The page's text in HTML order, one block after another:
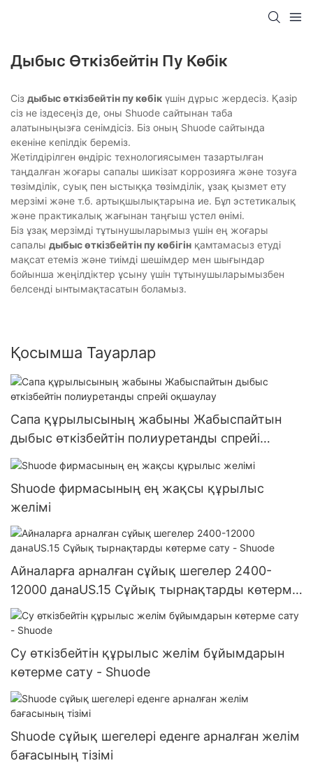
Дыбыс Өткізбейтін Пу Көбік
Сіз дыбыс өткізбейтін пу көбік үшін дұрыс жердесіз. Қазір
сіз не іздесеңіз де, оны Shuode сайтынан таба
алатыныңызға сенімдісіз. Біз оның Shuode сайтында
екеніне кепілдік береміз.
Жетілдірілген өндіріс технологиясымен тазартылған
таңдалған жоғары сапалы шикізат коррозияға және тозуға
төзімділік, суық пен ыстыққа төзімділік, ұзақ қызмет ету
мерзімі және т.б. артықшылықтарына ие. Бұл эстетикалық
және практикалық жағынан таңғыш үстел өнімі.
Біз ұзақ мерзімді тұтынушыларымыз үшін ең жоғары
сапалы дыбыс өткізбейтін пу көбігін қамтамасыз етуді
мақсат етеміз және тиімді шешімдер мен шығындар
бойынша жеңілдіктер ұсыну үшін тұтынушыларымызбен
белсенді ынтымақтасатын боламыз.
Қосымша Тауарлар
Сапа құрылысының жабыны Жабыспайтын
дыбыс өткізбейтін полиуретанды спрейі
оқшаулау
Shuode фирмасының ең жақсы құрылыс
желімі
Айналарға арналған сұйық шегелер 2400-
12000 данаUS.15 Сұйық тырнақтарды көтерме
сату - Shuode
Су өткізбейтін құрылыс желім бұйымдарын
көтерме сату - Shuode
Shuode сұйық шегелері еденге арналған желім
бағасының тізімі